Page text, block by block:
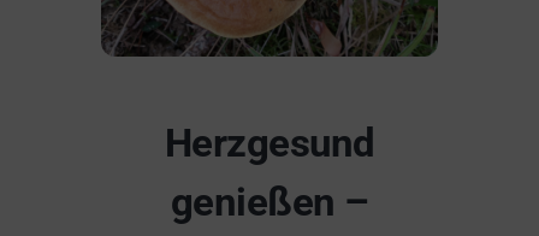
Herzgesund
genießen –